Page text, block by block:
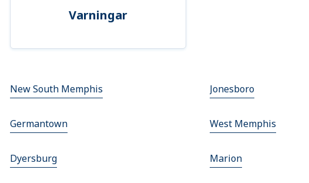
Varningar
New South Memphis Jonesboro
Germantown West Memphis
Dyersburg Marion